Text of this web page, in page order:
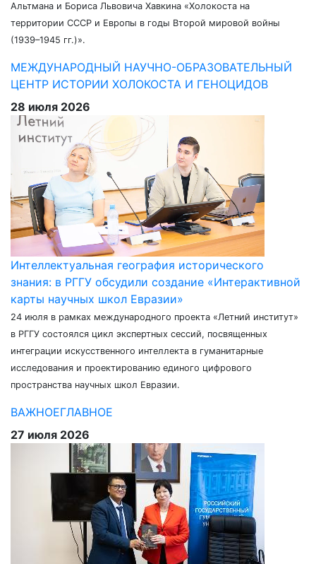
Альтмана и Бориса Львовича Хавкина «Холокоста на
территории СССР и Европы в годы Второй мировой войны
(1939–1945 гг.)».
МЕЖДУНАРОДНЫЙ НАУЧНО-ОБРАЗОВАТЕЛЬНЫЙ
ЦЕНТР ИСТОРИИ ХОЛОКОСТА И ГЕНОЦИДОВ
28 июля 2026
Интеллектуальная география исторического
знания: в РГГУ обсудили создание «Интерактивной
карты научных школ Евразии»
24 июля в рамках международного проекта «Летний институт»
в РГГУ состоялся цикл экспертных сессий, посвященных
интеграции искусственного интеллекта в гуманитарные
исследования и проектированию единого цифрового
пространства научных школ Евразии.
ВАЖНОЕГЛАВНОЕ
27 июля 2026